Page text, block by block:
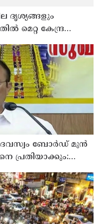
ദൃശ്യങ്ങളും
മെറ്റ കേന്ദ്രത്തോട്
ദേവസ്വം ബോര്‍ഡ് മുന്‍
പ്രതിയാക്കും: